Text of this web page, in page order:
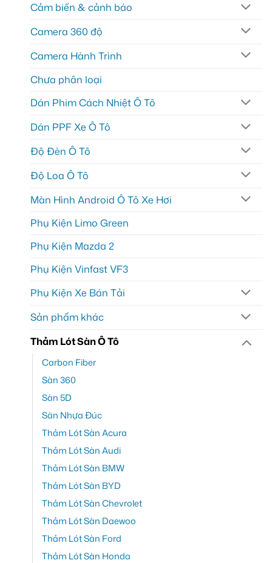
Cảm biến & cảnh báo
Camera 360 độ
Camera Hành Trình
Chưa phân loại
Dán Phim Cách Nhiệt Ô Tô
Dán PPF Xe Ô Tô
Độ Đèn Ô Tô
Độ Loa Ô Tô
Màn Hình Android Ô Tô Xe Hơi
Phụ Kiện Limo Green
Phụ Kiện Mazda 2
Phụ Kiện Vinfast VF3
Phụ Kiện Xe Bán Tải
Sản phẩm khác
Thảm Lót Sàn Ô Tô
Carbon Fiber
Sàn 360
Sàn 5D
Sàn Nhựa Đúc
Thảm Lót Sàn Acura
Thảm Lót Sàn Audi
Thảm Lót Sàn BMW
Thảm Lót Sàn BYD
Thảm Lót Sàn Chevrolet
Thảm Lót Sàn Daewoo
Thảm Lót Sàn Ford
Thảm Lót Sàn Honda